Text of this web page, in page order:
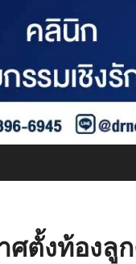
ศตั้งท้องลู